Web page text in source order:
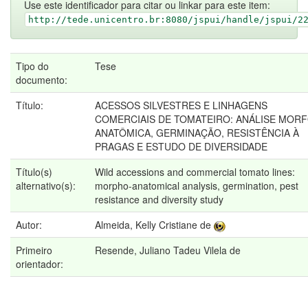
Use este identificador para citar ou linkar para este item:
http://tede.unicentro.br:8080/jspui/handle/jspui/
Tipo do
documento:
Tese
Título:
ACESSOS SILVESTRES E LINHAGENS
COMERCIAIS DE TOMATEIRO: ANÁLISE
ANATÔMICA, GERMINAÇÃO, RESISTÊNCIA À
PRAGAS E ESTUDO DE DIVERSIDADE
Título(s)
alternativo(s):
Wild accessions and commercial tomato lines:
morpho-anatomical analysis, germination, pest
resistance and diversity study
Autor:
Almeida, Kelly Cristiane de
Primeiro
orientador:
Resende, Juliano Tadeu Vilela de